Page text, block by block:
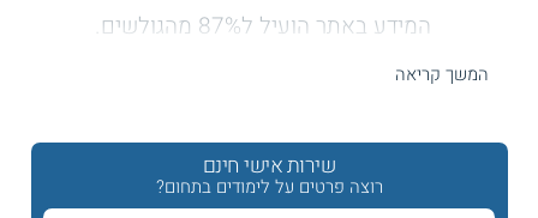
המידע באתר הועיל ל87% מהגולשים.
חברת גוגל שולטת היום ברוב המוחלט של החיפושים ברשת,
המשך קריאה
שירות אישי חינם
רוצה פרטים על לימודים בתחום?